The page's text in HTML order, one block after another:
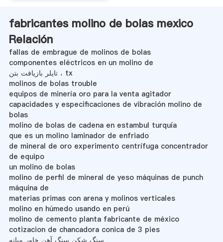
fabricantes molino de bolas mexico
Relación
fallas de embrague de molinos de bolas
componentes eléctricos en un molino de
تایلر بازیافت بتن ، tx
molinos de bolas trouble
equipos de minería oro para la venta agitador
capacidades y especificaciones de vibración molino de
bolas
molino de bolas de cadena en estambul turquía
que es un molino laminador de enfriado
de mineral de oro experimento centrífuga concentrador
de equipo
un molino de bolas
molino de perfil de mineral de yeso máquinas de punch
máquina de
materias primas con arena y molinos verticales
molino en húmedo usando en perú
molino de cemento planta fabricante de méxico
cotizacion de chancadora conica de 3 pies
سنگ شکن سنگ آهن خاور میانه